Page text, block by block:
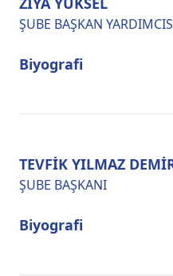
ŞUBE BAŞKAN
Biyografi
TEVFİK YILMAZ
ŞUBE BAŞKANI
Biyografi